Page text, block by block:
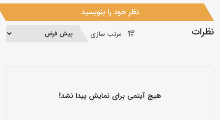
نظر خود را بنویسید
نظرات مرتب سازی
هیچ آیتمی برای نمایش پیدا نشد!